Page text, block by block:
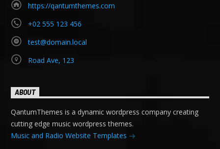
https://qantumthemes.com
+02 555 123 456
test@domain.local
Road Ave, 123
ABOUT
QantumThemes is a dynamic wordpress company creating
cutting edge music wordpress themes.
Music and Radio Website Templates